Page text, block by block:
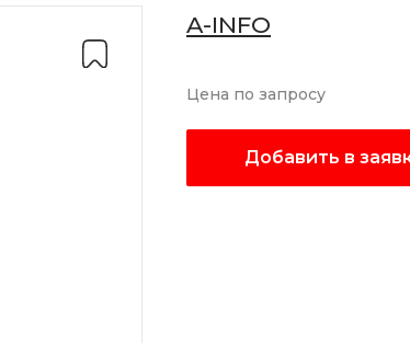
A-INFO
Цена по запросу
Добавить в